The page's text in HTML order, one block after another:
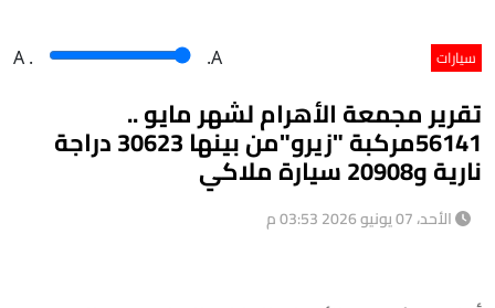
سيارات A . .A
تقرير مجمعة الأهرام لشهر مايو ..
56141مركبة "زيرو"من بينها 30623 دراجة
نارية و20908 سيارة ملاكي
الأحد، 07 يونيو 2026 03:53 م